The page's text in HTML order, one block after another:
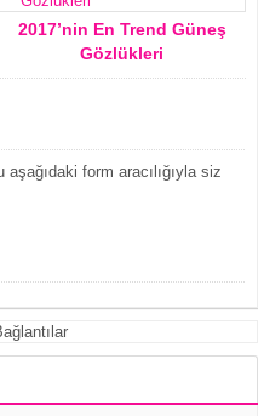
2017’nin En Trend Güneş
Gözlükleri
form aracılığıyla siz